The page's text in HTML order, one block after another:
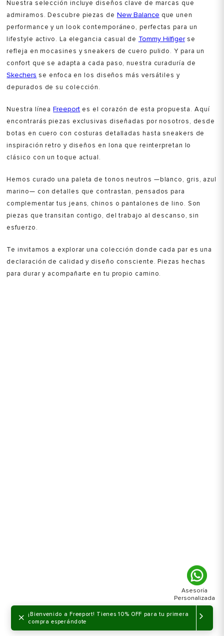
×
¡Bienvenido a Freeport! Tienes 10% OFF para tu primera
compra esperándote
Nuestra selección incluye diseños clave de marcas que
admiramos. Descubre piezas de New Balance que unen
performance y un look contemporáneo, perfectas para un
lifestyle activo. La elegancia casual de Tommy Hilfigerse
refleja en mocasines y sneakers de cuero pulido. Y para un
confort que se adapta a cada paso, nuestra curaduría de
Skechers se enfoca en los diseños más versátiles y
depurados de su colección.
Nuestra líneaFreeport es el corazón de esta propuesta. Aquí
encontrarás piezas exclusivas diseñadas por nosotros, desde
botas en cuero con costuras detalladas hasta sneakers de
inspiración retro y diseños en lona que reinterpretan lo
clásico con un toque actual.
Hemos curado una paleta de tonos neutros —blanco, gris, azul
marino— con detalles que contrastan, pensados para
complementar tus jeans, chinos o pantalones de lino. Son
piezas que transitan contigo, del trabajo al descanso, sin
esfuerzo.
Te invitamos a explorar una colección donde cada par es una
declaración de calidad y diseño consciente. Piezas hechas
para durar y acompañarte en tu propio camino.